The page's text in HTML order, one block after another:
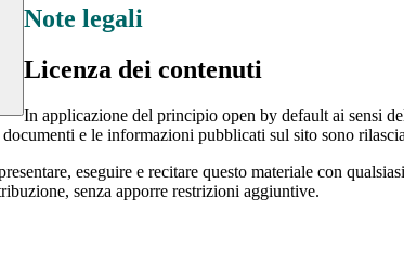
Note legali
Licenza dei contenuti
In applicazione del principio open by default ai sensi
e le informazioni pubblicati sul sito sono
eseguire e recitare questo materiale con
senza apporre restrizioni aggiuntive.